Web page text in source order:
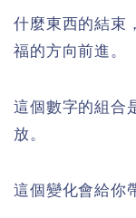
什麼東西的結束
福的方向前進。
這個數字的組合
放。
這個變化會給你